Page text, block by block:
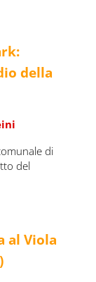
della
di
del
al Viola